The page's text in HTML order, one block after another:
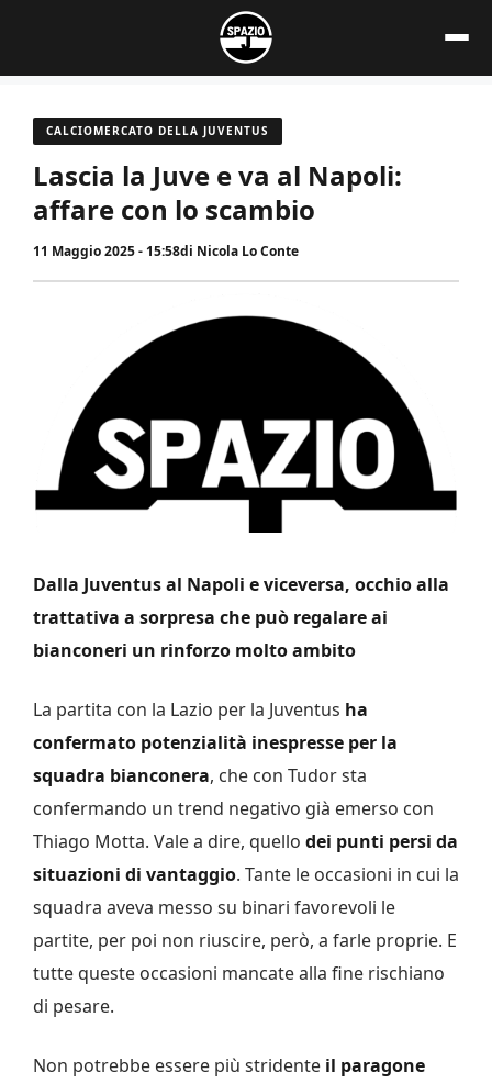
contenuto
CALCIOMERCATO DELLA JUVENTUS
Lascia la Juve e va al Napoli:
affare con lo scambio
11 Maggio 2025 - 15:58di Nicola Lo Conte
Dalla Juventus al Napoli e viceversa, occhio alla
trattativa a sorpresa che può regalare ai
bianconeri un rinforzo molto ambito
La partita con la Lazio per la Juventus ha
confermato potenzialità inespresse per la
squadra bianconera, che con Tudor sta
confermando un trend negativo già emerso con
Thiago Motta. Vale a dire, quello dei punti persi da
situazioni di vantaggio. Tante le occasioni in cui la
squadra aveva messo su binari favorevoli le
partite, per poi non riuscire, però, a farle proprie. E
tutte queste occasioni mancate alla fine rischiano
di pesare.
Non potrebbe essere più stridente il paragone